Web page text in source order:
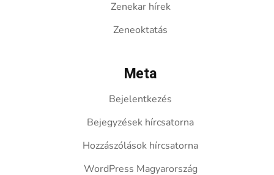
Zenekar hírek
Zeneoktatás
Meta
Bejelentkezés
Bejegyzések hírcsatorna
Hozzászólások hírcsatorna
WordPress Magyarország